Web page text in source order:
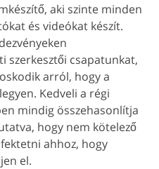
aki szinte minden
és videókat készít.
szerkesztői csapatunkat,
arról, hogy a
Kedveli a régi
mindig összehasonlítja
hogy nem kötelező
ahhoz, hogy
el.